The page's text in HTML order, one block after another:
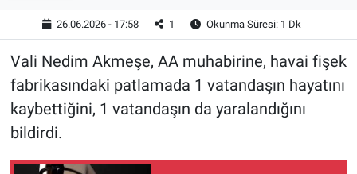
26.06.2026 - 17:58 1 Okunma Süresi: 1 Dk
Vali Nedim Akmeşe, AA muhabirine, havai fişek
fabrikasındaki patlamada 1 vatandaşın hayatını
kaybettiğini, 1 vatandaşın da yaralandığını
bildirdi.